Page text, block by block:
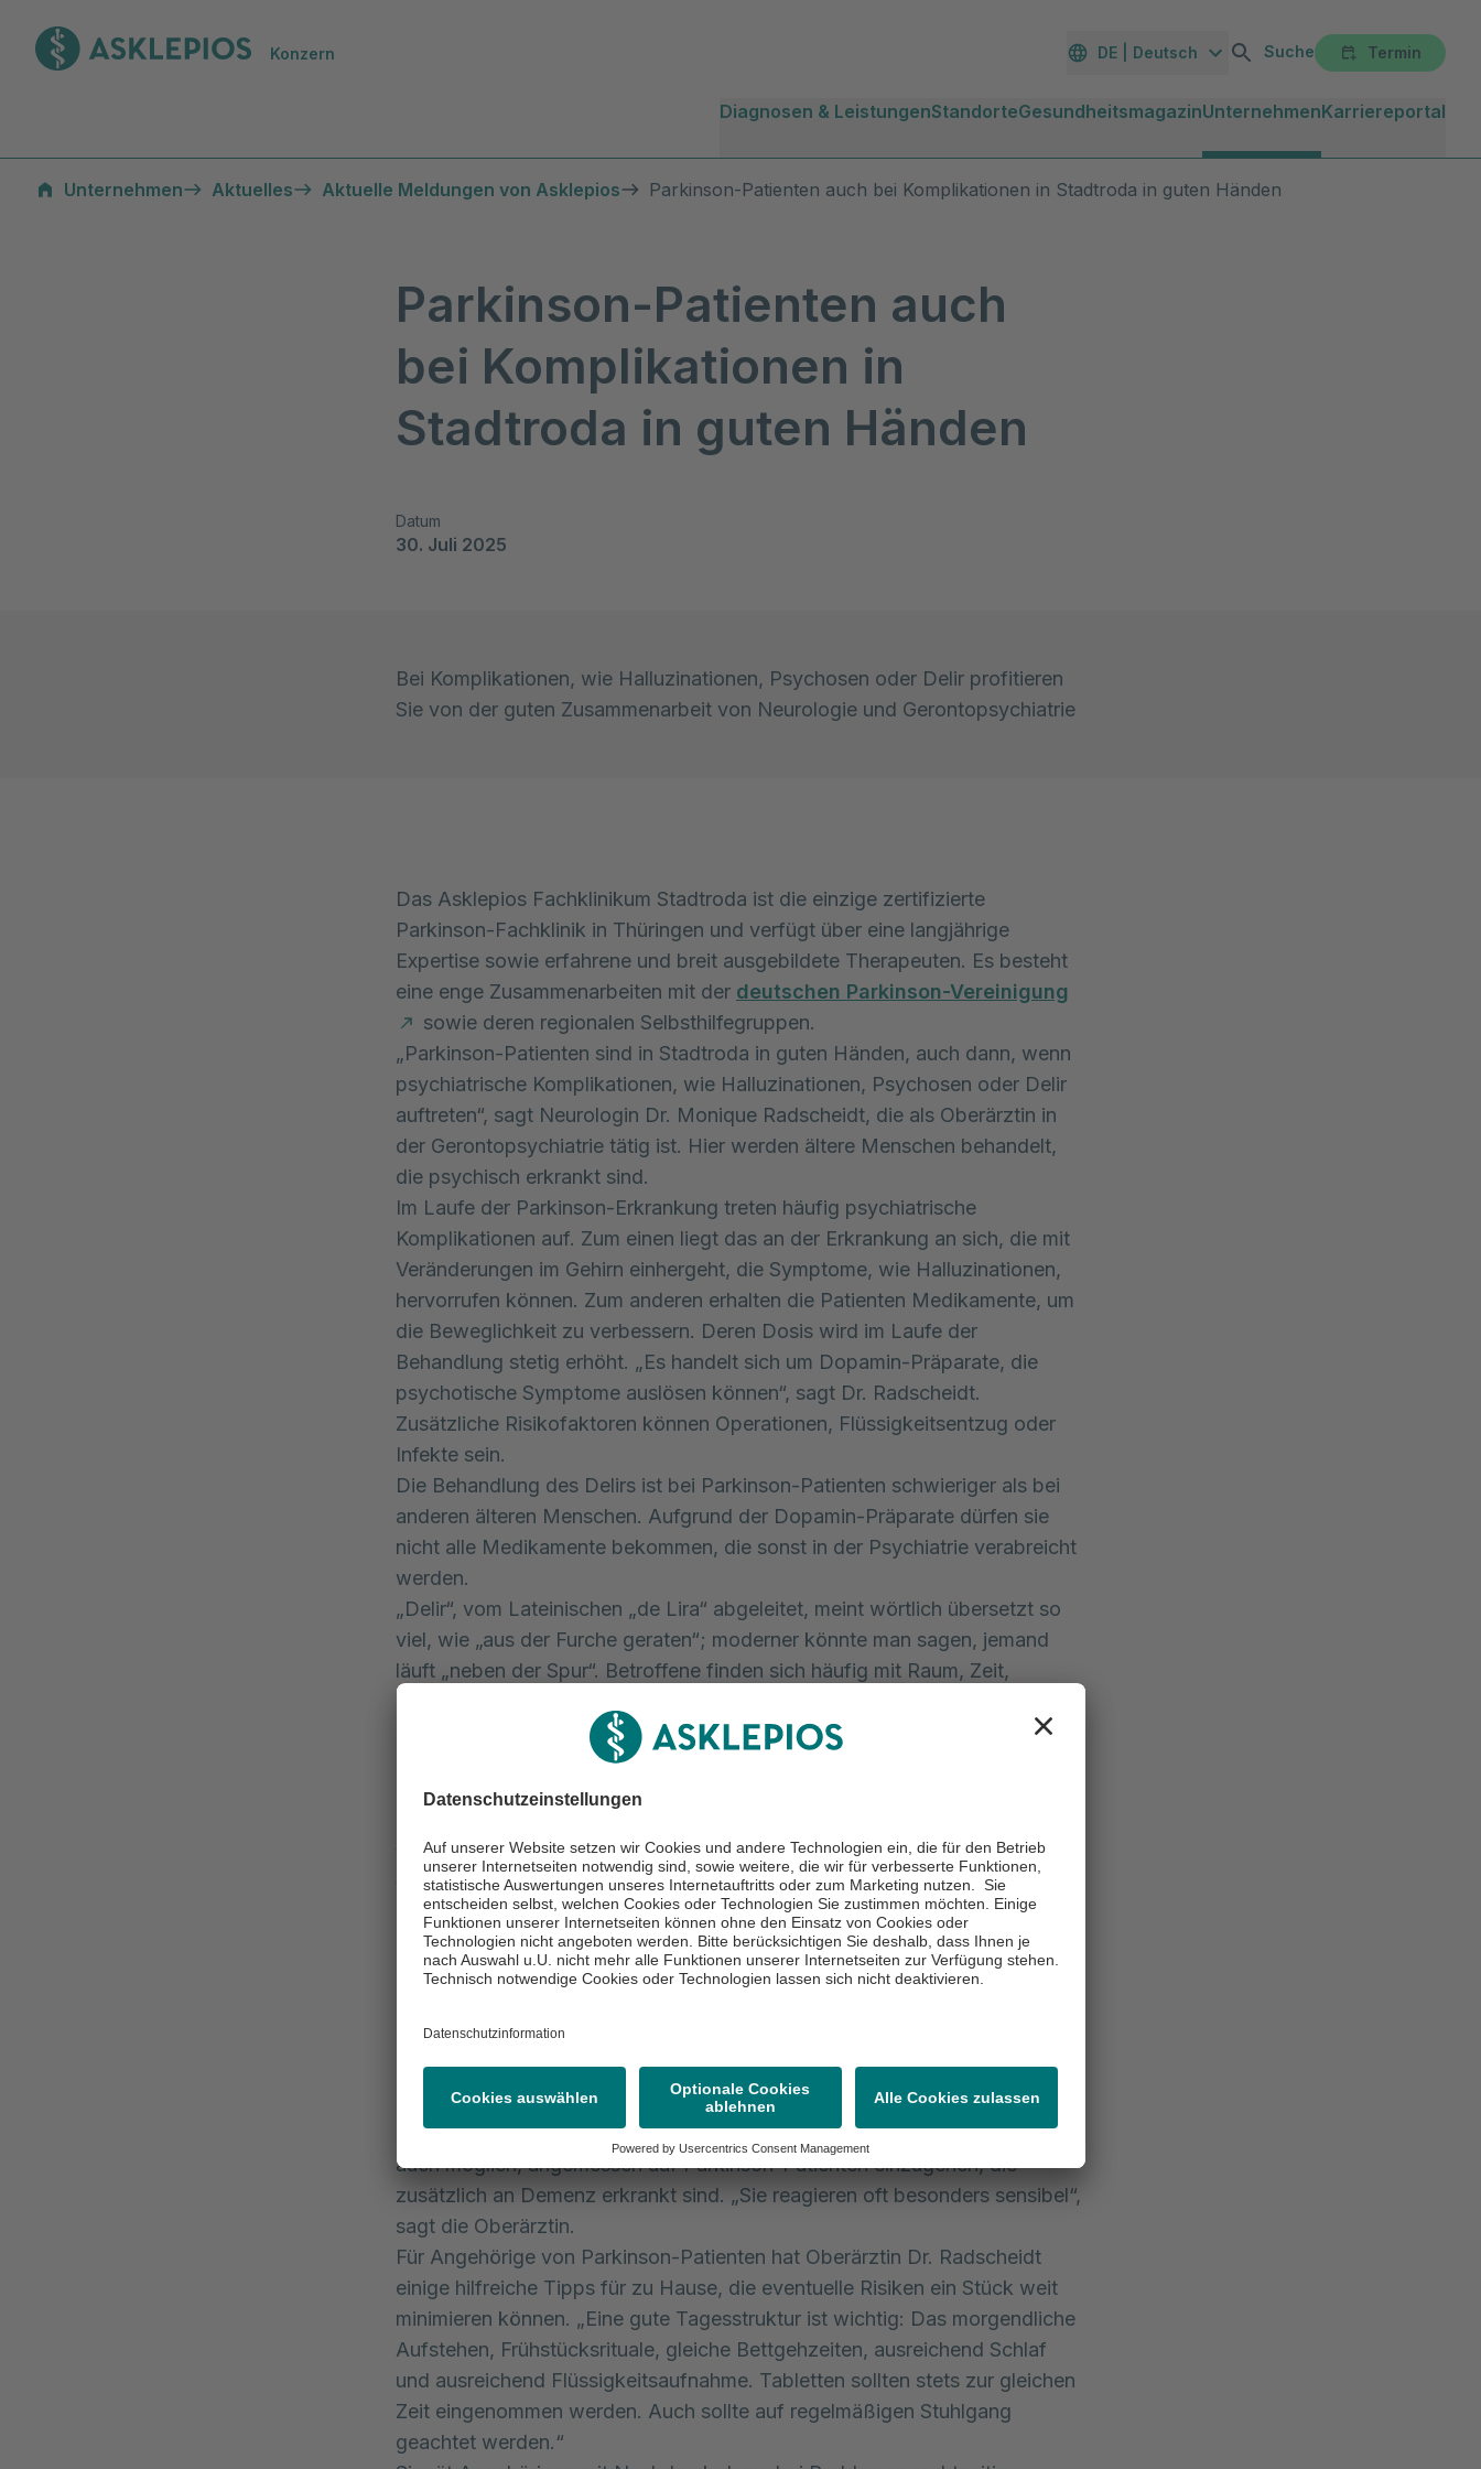
Konzern DE | Deutsch Suche Termin
Diagnosen & LeistungenStandorteGesundheitsmagazinUnternehmenKarriereportal
Unternehmen Aktuelles Aktuelle Meldungen von Asklepios Parkinson-Patienten auch bei Komplikationen in Stadtroda in guten Händen
Parkinson-Patienten auch
bei Komplikationen in
Stadtroda in guten Händen
Datum
30. Juli 2025
Bei Komplikationen, wie Halluzinationen, Psychosen oder Delir profitieren
Sie von der guten Zusammenarbeit von Neurologie und Gerontopsychiatrie
Das Asklepios Fachklinikum Stadtroda ist die einzige zertifizierte
Parkinson-Fachklinik in Thüringen und verfügt über eine langjährige
Expertise sowie erfahrene und breit ausgebildete Therapeuten. Es besteht
eine enge Zusammenarbeiten mit der deutschen Parkinson-Vereinigung
sowie deren regionalen Selbsthilfegruppen.
„Parkinson-Patienten sind in Stadtroda in guten Händen, auch dann, wenn
psychiatrische Komplikationen, wie Halluzinationen, Psychosen oder Delir
auftreten“, sagt Neurologin Dr. Monique Radscheidt, die als Oberärztin in
der Gerontopsychiatrie tätig ist. Hier werden ältere Menschen behandelt,
die psychisch erkrankt sind.
Im Laufe der Parkinson-Erkrankung treten häufig psychiatrische
Komplikationen auf. Zum einen liegt das an der Erkrankung an sich, die mit
Veränderungen im Gehirn einhergeht, die Symptome, wie Halluzinationen,
hervorrufen können. Zum anderen erhalten die Patienten Medikamente, um
die Beweglichkeit zu verbessern. Deren Dosis wird im Laufe der
Behandlung stetig erhöht. „Es handelt sich um Dopamin-Präparate, die
psychotische Symptome auslösen können“, sagt Dr. Radscheidt.
Zusätzliche Risikofaktoren können Operationen, Flüssigkeitsentzug oder
Infekte sein.
Die Behandlung des Delirs ist bei Parkinson-Patienten schwieriger als bei
anderen älteren Menschen. Aufgrund der Dopamin-Präparate dürfen sie
nicht alle Medikamente bekommen, die sonst in der Psychiatrie verabreicht
werden.
„Delir“, vom Lateinischen „de Lira“ abgeleitet, meint wörtlich übersetzt so
viel, wie „aus der Furche geraten“; moderner könnte man sagen, jemand
läuft „neben der Spur“. Betroffene finden sich häufig mit Raum, Zeit,
Innere Unruhe und Getrieben-Sein wechseln mit plötzlichem Einschlafen,
auf das wieder Wachphasen in Unruhe folgen können.
„Am Asklepios Fachklinikum Stadtroda besteht eine sehr enge
Voraussetzungen für die Behandlung von Parkinson und damit häufig
verbundenen psychiatrischen Komplikationen“, freut sich Dr. Monique
Radscheidt.
Bei Problemen können Patienten schnell von der Neurologie in die
Gerontopsychiatrie verlegt werden. Auf den beiden geschützten Stationen
Patienten umgehen und sie würdevoll auffangen.
Zum multiprofessionellen Team gehören eine Internistin, eine Neurologin,
eine Geriaterin und erfahrene Pflegende.
Durch die enge Vernetzung von Neurologie und Gerontopsychiatrie ist es
auch möglich, angemessen auf Parkinson-Patienten einzugehen, die
zusätzlich an Demenz erkrankt sind. „Sie reagieren oft besonders sensibel“,
sagt die Oberärztin.
Für Angehörige von Parkinson-Patienten hat Oberärztin Dr. Radscheidt
einige hilfreiche Tipps für zu Hause, die eventuelle Risiken ein Stück weit
minimieren können. „Eine gute Tagesstruktur ist wichtig: Das morgendliche
Aufstehen, Frühstücksrituale, gleiche Bettgehzeiten, ausreichend Schlaf
und ausreichend Flüssigkeitsaufnahme. Tabletten sollten stets zur gleichen
Zeit eingenommen werden. Auch sollte auf regelmäßigen Stuhlgang
geachtet werden.“